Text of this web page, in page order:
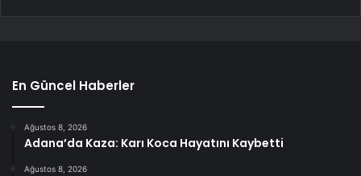
En Güncel Haberler
Ağustos 8, 2026
Adana’da Kaza: Karı Koca Hayatını Kaybetti
Ağustos 8, 2026